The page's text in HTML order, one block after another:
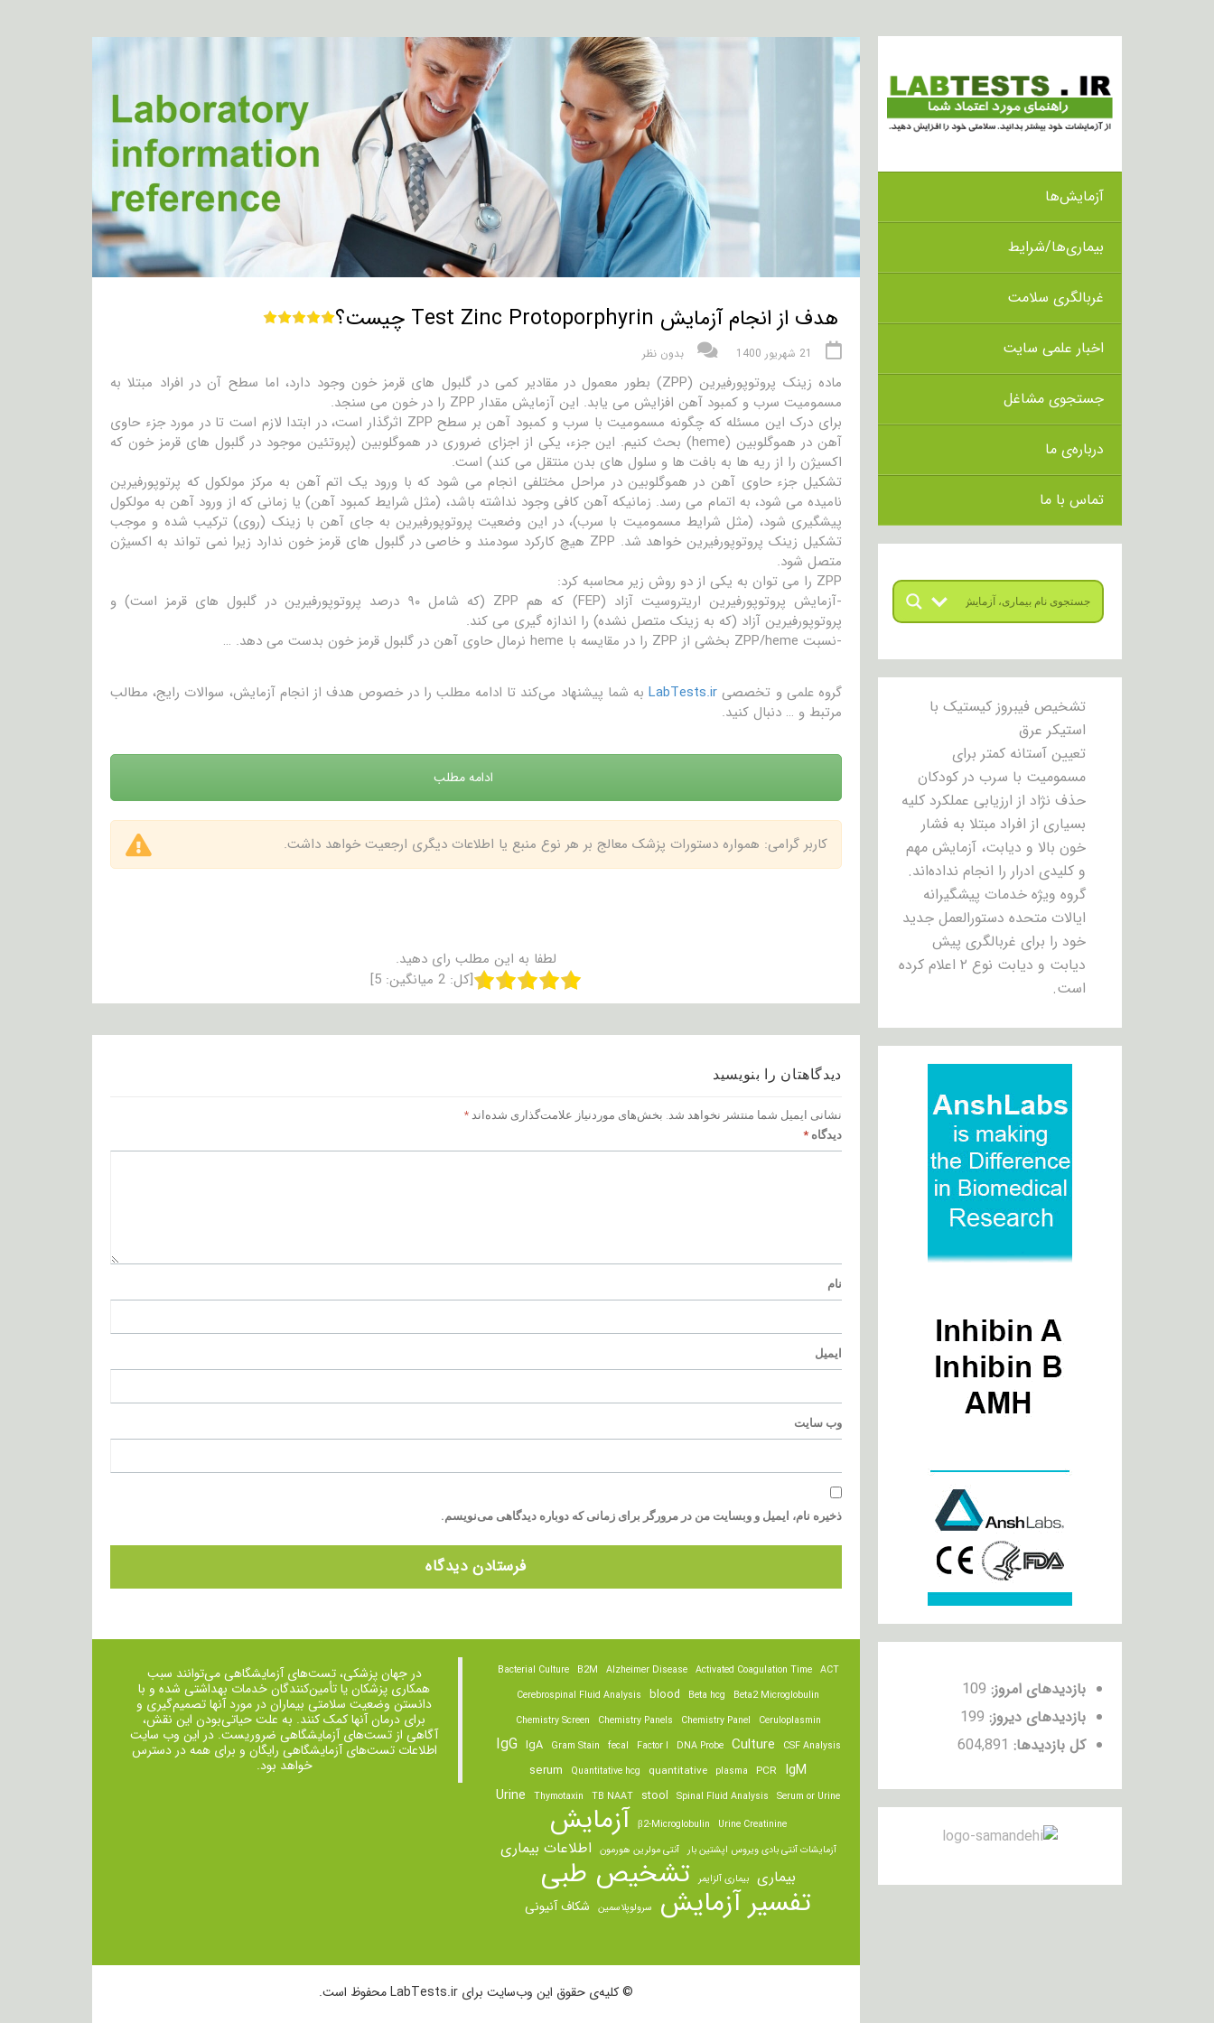
آزمایش‌ها
بیماری‌ها/شرایط
غربالگری سلامت
اخبار علمی سایت
جستجوی مشاغل
درباره‌ی ما
تماس با ما
تشخیص فیبروز کیستیک با
استیکر عرق
تعیین آستانه کمتر برای
مسمومیت با سرب در کودکان
حذف نژاد از ارزیابی عملکرد کلیه
بسیاری از افراد مبتلا به فشار
خون بالا و دیابت، آزمایش مهم
و کلیدی ادرار را انجام نداده‌اند.
گروه ویژه خدمات پیشگیرانه
ایالات متحده دستورالعمل جدید
خود را برای غربالگری پیش
دیابت و دیابت نوع ۲ اعلام کرده
است.
بازدیدهای امروز: 109
بازدیدهای دیروز: 199
کل بازدیدها: 604,891
هدف از انجام آزمایش Test Zinc Protoporphyrin چیست؟
21 شهریور 1400 بدون نظر
ماده زینک پروتوپورفیرین (ZPP) بطور معمول در مقادیر کمی در گلبول های قرمز خون وجود دارد، اما سطح آن در افراد مبتلا به
مسمومیت سرب و کمبود آهن افزایش می یابد. این آزمایش مقدار ZPP را در خون می سنجد.
برای درک این مسئله که چگونه مسمومیت با سرب و کمبود آهن بر سطح ZPP اثرگذار است، در ابتدا لازم است تا در مورد جزء حاوی
آهن در هموگلوبین (heme) بحث کنیم. این جزء، یکی از اجزای ضروری در هموگلوبین (پروتئین موجود در گلبول های قرمز خون که
اکسیژن را از ریه ها به بافت ها و سلول های بدن منتقل می کند) است.
تشکیل جزء حاوی آهن در هموگلوبین در مراحل مختلفی انجام می شود که با ورود یک اتم آهن به مرکز مولکول که پرتوپورفیرین
نامیده می شود، به اتمام می رسد. زمانیکه آهن کافی وجود نداشته باشد، (مثل شرایط کمبود آهن) یا زمانی که از ورود آهن به مولکول
پیشگیری شود، (مثل شرایط مسمومیت با سرب)، در این وضعیت پروتوپورفیرین به جای آهن با زینک (روی) ترکیب شده و موجب
تشکیل زینک پروتوپورفیرین خواهد شد. ZPP هیچ کارکرد سودمند و خاصی در گلبول های قرمز خون ندارد زیرا نمی تواند به اکسیژن
متصل شود.
ZPP را می توان به یکی از دو روش زیر محاسبه کرد:
-آزمایش پروتوپورفیرین اریتروسیت آزاد (FEP) که هم ZPP (که شامل ۹۰ درصد پروتوپورفیرین در گلبول های قرمز است) و
پروتوپورفیرین آزاد (که به زینک متصل نشده) را اندازه گیری می کند.
-نسبت ZPP/heme بخشی از ZPP را در مقایسه با heme نرمال حاوی آهن در گلبول قرمز خون بدست می دهد. …
گروه علمی و تخصصی LabTests.irبه شما پیشنهاد می‌کند تا ادامه مطلب را در خصوص هدف از انجام آزمایش، سوالات رایج، مطالب
مرتبط و … دنبال کنید.
ادامه مطلب
کاربر گرامی: همواره دستورات پزشک معالج بر هر نوع منبع یا اطلاعات دیگری ارجعیت خواهد داشت.
لطفا به این مطلب رای دهید.
[کل: 2 میانگین: 5
]
دیدگاهتان را بنویسید
نشانی ایمیل شما منتشر نخواهد شد. بخش‌های موردنیاز علامت‌گذاری شده‌اند *
دیدگاه *
نام
ایمیل
وب‌ سایت
ذخیره نام، ایمیل و وبسایت من در مرورگر برای زمانی که دوباره دیدگاهی می‌نویسم.
ACT
Activated Coagulation Time
Alzheimer Disease
B2M
Bacterial Culture
Beta2 Microglobulin
Beta hcg
blood
Cerebrospinal Fluid Analysis
Ceruloplasmin
Chemistry Panel
Chemistry Panels
Chemistry Screen
CSF Analysis
Culture
DNA Probe
Factor I
fecal
Gram Stain
IgA
IgG
IgM
PCR
plasma
quantitative
Quantitative hcg
serum
Serum or Urine
Spinal Fluid Analysis
stool
TB NAAT
Thymotaxin
Urine
Urine Creatinine
β2-Microglobulin آزمایش
آزمایشات آنتی بادی ویروس اپشتین بار آنتی مولرین هورمون اطلاعات بیماری
بیماری بیماری آلزایمر تشخیص طبی
تفسیر آزمایش سرولوپلاسمین شکاف آنیونی
در جهان پزشکی، تست‌های آزمایشگاهی می‌توانند سبب
همکاری پزشکان یا تأمین‌کنندگان خدمات بهداشتی شده و با
دانستن وضعیت سلامتی بیماران در مورد آنها تصمیم‌گیری و
برای درمان ‌آنها کمک کنند. به علت حیاتی‌بودن این نقش،
آگاهی از تست‌های آزمایشگاهی ضروریست. در این وب سایت
اطلاعات تست‌های آزمایشگاهی رایگان و برای همه در دسترس
خواهد بود.
© کلیه‌ی حقوق این وب‌سایت برای LabTests.ir محفوظ است.